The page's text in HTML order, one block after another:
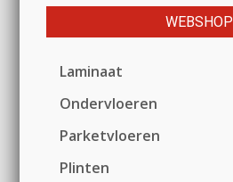
WEBSHOP
Laminaat
Ondervloeren
Parketvloeren
Plinten